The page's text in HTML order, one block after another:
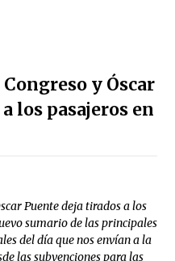
y Óscar
los pasajeros en
Puente deja tirados a los
sumario de las principales
del día que nos envían a la
las subvenciones para las